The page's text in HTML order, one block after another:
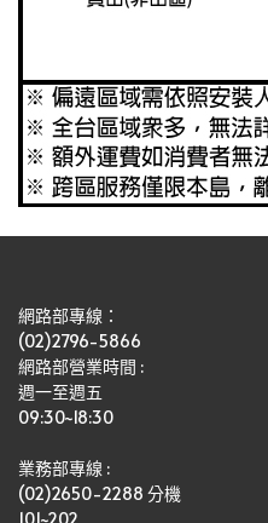
網路部專線：
(02)2796-5866
網路部營業時間 :
週一至週五
09:30~18:30
業務部專線 :
(02)2650-2288 分機
101~202